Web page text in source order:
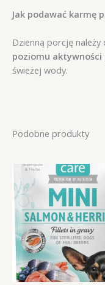
Jak podawać karmę
Dzienną porcję
poziomu aktywności
świeżej wody.
Podobne produkty